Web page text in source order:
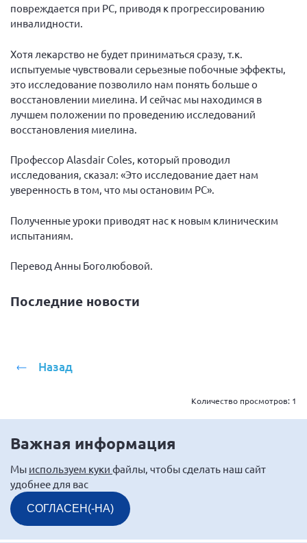
Конференция ОООИБРС 2025
Экспертный совет ОООИБРС 2025
Конференция ОООИБРС 2024
Конференция ОООИБРС 2023
Конференция ОООИБРС 2022
Конференция ОООИБРС 2021
Конференция ОООИБРС 2020
Документы съездов
Второй съезд
Четвертый съезд
склерозом»
Нормативно-правовые документы
Методическая литература для НКО
Публичные отчеты
Исследования, аналитика, мнения
Всероссийская онлайн конференция
"Рассеянный склероз. XX лет работы
повреждается при РС, приводя к прогрессированию
инвалидности.
Хотя лекарство не будет приниматься сразу, т.к.
испытуемые чувствовали серьезные побочные эффекты,
это исследование позволило нам понять больше о
восстановлении миелина. И сейчас мы находимся в
лучшем положении по проведению исследований
восстановления миелина.
Профессор Alasdair Coles, который проводил
исследования, сказал: «Это исследование дает нам
уверенность в том, что мы остановим РС».
Полученные уроки приводят нас к новым клиническим
испытаниям.
Перевод Анны Боголюбовой.
Последние новости
Назад
Количество просмотров: 1
Важная информация
Мы используем куки файлы, чтобы сделать наш сайт
удобнее для вас
СОГЛАСЕН(-НА)